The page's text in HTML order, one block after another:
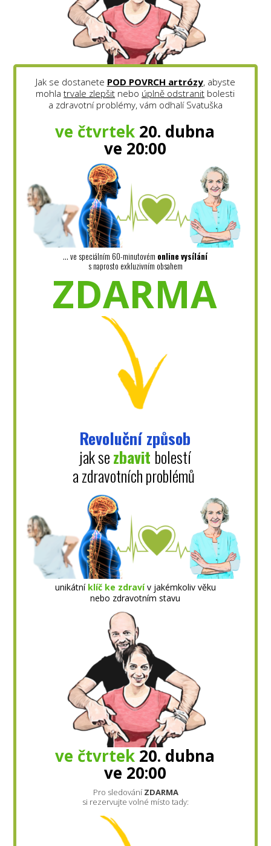
Jak se dostanete POD POVRCH artrózy, abyste
mohlatrvale zlepšit nebo úplně odstranit bolesti
a zdravotní problémy, vám odhalí Svatuška
ve čtvrtek 20. dubna
ve 20:00
... ve speciálním 60-minutovém onlinevysílání
s naprosto exkluzivním obsahem
ZDARMA
Revoluční způsob
jak sezbavit bolestí
a zdravotních problémů
unikátní klíč ke zdravív jakémkoliv věku
nebo zdravotním stavu
ve čtvrtek 20. dubna
ve 20:00
Pro sledováníZDARMA
si rezervujte volné místo tady: